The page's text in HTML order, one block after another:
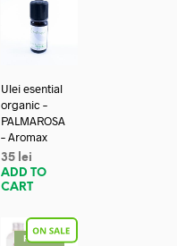
Ulei esential
organic –
PALMAROSA
– Aromax
35 lei
ADD TO
CART
REDUC